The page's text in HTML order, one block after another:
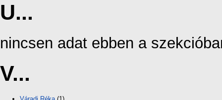
U...
nincsen adat ebben a
V...